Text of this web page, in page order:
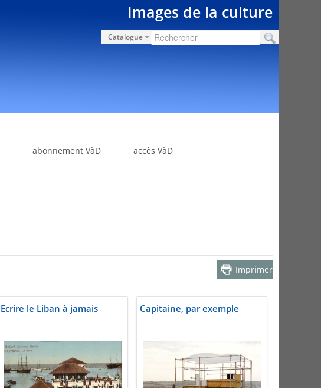
Images de la culture
Catalogue
abonnement VàD accès VàD
Imprimer
Ecrire le Liban à jamais Capitaine, par exemple